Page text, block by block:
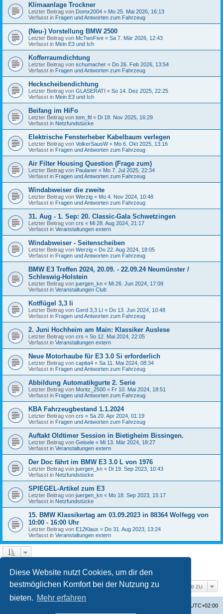
Diese Website nutzt Cookies, um dir den
bestmöglichen Komfort bei der Nutzung zu
bieten. Mehr erfahren
Klimaanlage Trockner
Letzter Beitrag von Domx2004 « Mo 25. Mai 2026, 16:13
Verfasst in Fragen und Antworten zum Fahrzeug
(Neu-) Vorstellung BMW 2500
Letzter Beitrag von McTwoFive « Sa 7. Mär 2026, 12:43
Verfasst in Mein E3 und Ich
Kofferraumdichtung
Letzter Beitrag von schumacher « Do 26. Feb 2026, 13:54
Verfasst in Fragen und Antworten zum Fahrzeug
Heckscheibendichtung
Letzter Beitrag von GLASERATI « So 14. Dez 2025, 22:25
Verfasst in Mein E3 und Ich
Beifang im HiFo
Letzter Beitrag von tom_ftl « Di 18. Nov 2025, 16:29
Verfasst in Netzfundstücke
Elektrische Fensterheber Kabelbaum verlegen
Letzter Beitrag von VolkerSausW« Mo 6. Okt 2025, 13:16
Verfasst in Fragen und Antworten zum Fahrzeug
Air Filter Housing Question (Frage zum)
Letzter Beitrag von Paulaner « Mo 7. Jul 2025, 22:34
Verfasst in Fragen und Antworten zum Fahrzeug
Windabweiser die zweite
Letzter Beitrag von Werzig « Mo 4. Nov 2024, 10:48
Verfasst in Fragen und Antworten zum Fahrzeug
31. Aug - 1. Sep: 20. Classic-Gala Schwetzingen
Letzter Beitrag von crs « Mi 28. Aug 2024, 21:17
Verfasst in Veranstaltungen extern
Windabweiser - Seitenscheiben
Letzter Beitrag von Werzig « Do 22. Aug 2024, 18:05
Verfasst in Fragen und Antworten zum Fahrzeug
BMW E3 Treffen 2024, 20.09. - 22.09.24 Neumünster /
Schleswig-Holstein
Letzter Beitrag von juergen_kn « Mi 26. Jun 2024, 17:09
Verfasst in Veranstaltungen Club
Kotflügel 3,3 li
Letzter Beitrag von Gerd 3,3 LI « Do 13. Jun 2024, 10:48
Verfasst in Fragen und Antworten zum Fahrzeug
2. Juni Hochheim am Main: Klassiker Auslese
Letzter Beitrag von crs « So 12. Mai 2024, 22:05
Verfasst in Veranstaltungen extern
Neue Motorhaube für E3 3.0 Si erforderlich
Letzter Beitrag von capita4 « Sa 11. Mai 2024, 08:34
Verfasst in Fragen und Antworten zum Fahrzeug
Abbildung Automatikgurte 2. Serie
Letzter Beitrag von Moritz_2500 « Fr 10. Mai 2024, 18:51
Verfasst in Fragen und Antworten zum Fahrzeug
KBA Fahrzeugbestand 1.1.2024
Letzter Beitrag von crs « Sa 20. Apr 2024, 01:19
Verfasst in Fragen und Antworten zum Fahrzeug
Auftakt Oldtimer Session in Bietigheim Bissingen.
Letzter Beitrag von Geisele « Mi 13. Mär 2024, 18:27
Verfasst in Veranstaltungen extern
Der Doc fährt im BMW E3 3.0 L von 1976
Letzter Beitrag von juergen_kn « Di 19. Sep 2023, 10:43
Verfasst in Netzfundstücke
SPIEGEL-Artikel zum E3
Letzter Beitrag von juergen_kn « Mo 18. Sep 2023, 15:17
Verfasst in Netzfundstücke
15. BMW Klassikertag am 03.09.2023 in 88364 Wolfegg von
10:00 - 16:00 Uhr
Letzter Beitrag von E12Klaus « Do 31. Aug 2023, 13:24
Verfasst in Veranstaltungen extern
Gehe zu
UTC+02:00